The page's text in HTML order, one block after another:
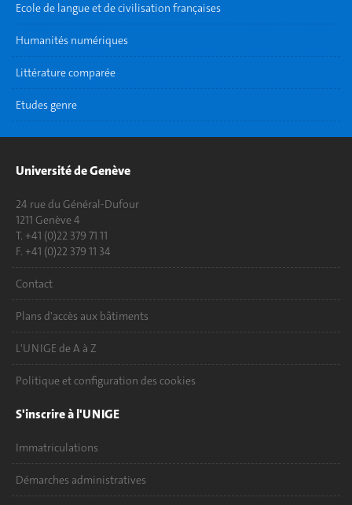
Ecole de langue et de civilisation françaises
Humanités numériques
Littérature comparée
Etudes genre
Université de Genève
24 rue du Général-Dufour
1211 Genève 4
T. +41 (0)22 379 71 11
F. +41 (0)22 379 11 34
Contact
Plans d'accès aux bâtiments
L'UNIGE de A à Z
Politique et configuration des cookies
S'inscrire à l'UNIGE
Immatriculations
Démarches administratives